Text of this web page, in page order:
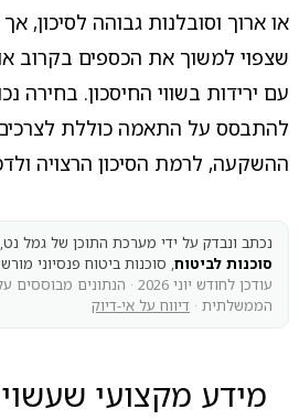
או ארוך וסובלנות גבוהה לסיכון,
שצפוי למשוך את הכספים בקרוב
עם ירידות בשווי החיסכון. בחירה
להתבסס על התאמה כוללת לצרכים
ההשקעה, לרמת הסיכון הרצויה
נכתב ונבדק על ידי מערכת התוכן של גמל נט,
סוכנות לביטוח, סוכנות ביטוח פנסיוני
עודכן לחודש יוני 2026 ·
הממשלתית · דיווח על אי-דיוק
מידע מקצועי שעשוי